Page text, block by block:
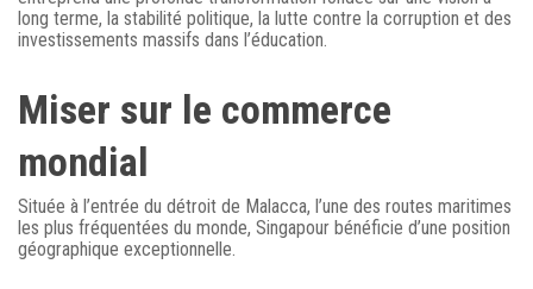
long terme, la stabilité politique, la lutte contre la corruption et des
investissements massifs dans l’éducation.
Miser sur le commerce
mondial
Située à l’entrée du détroit de Malacca, l’une des routes maritimes
les plus fréquentées du monde, Singapour bénéficie d’une position
géographique exceptionnelle.